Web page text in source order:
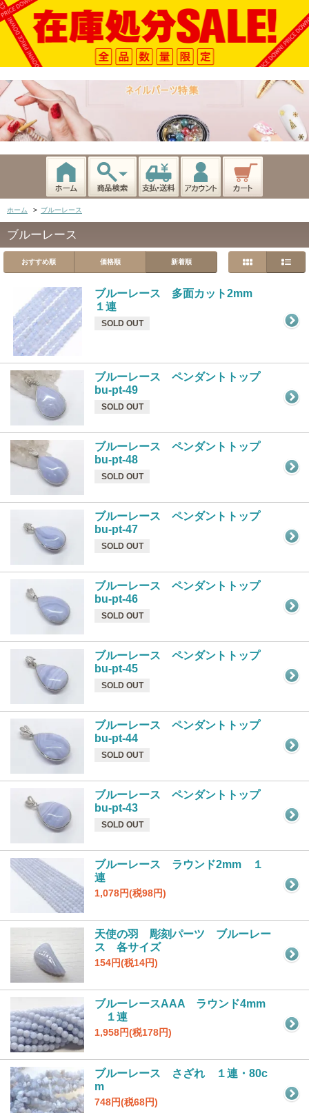
ホーム > ブルーレース
ブルーレース
おすすめ順 価格順 新着順
ブルーレース 多面カット2mm
１連
SOLD OUT
ブルーレース ペンダントトップ
bu-pt-49
SOLD OUT
ブルーレース ペンダントトップ
bu-pt-48
SOLD OUT
ブルーレース ペンダントトップ
bu-pt-47
SOLD OUT
ブルーレース ペンダントトップ
bu-pt-46
SOLD OUT
ブルーレース ペンダントトップ
bu-pt-45
SOLD OUT
ブルーレース ペンダントトップ
bu-pt-44
SOLD OUT
ブルーレース ペンダントトップ
bu-pt-43
SOLD OUT
ブルーレース ラウンド2mm １
連
1,078円(税98円)
天使の羽 彫刻パーツ ブルーレー
ス 各サイズ
154円(税14円)
ブルーレースAAA ラウンド4mm
１連
1,958円(税178円)
ブルーレース さざれ １連・80c
m
748円(税68円)